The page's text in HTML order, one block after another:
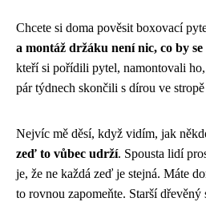
Chcete si doma pověsit boxovací
a montáž držáku není nic, co by
kteří si pořídili pytel, namontovali
pár týdnech skončili s dírou ve
Nejvíc mě děsí, když vidím, jak
zeď to vůbec udrží. Spousta lidí
je, že ne každá zeď je stejná. Máte
to rovnou zapomeňte. Starší